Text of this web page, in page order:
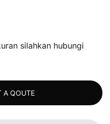
silahkan hubungi
A QOUTE